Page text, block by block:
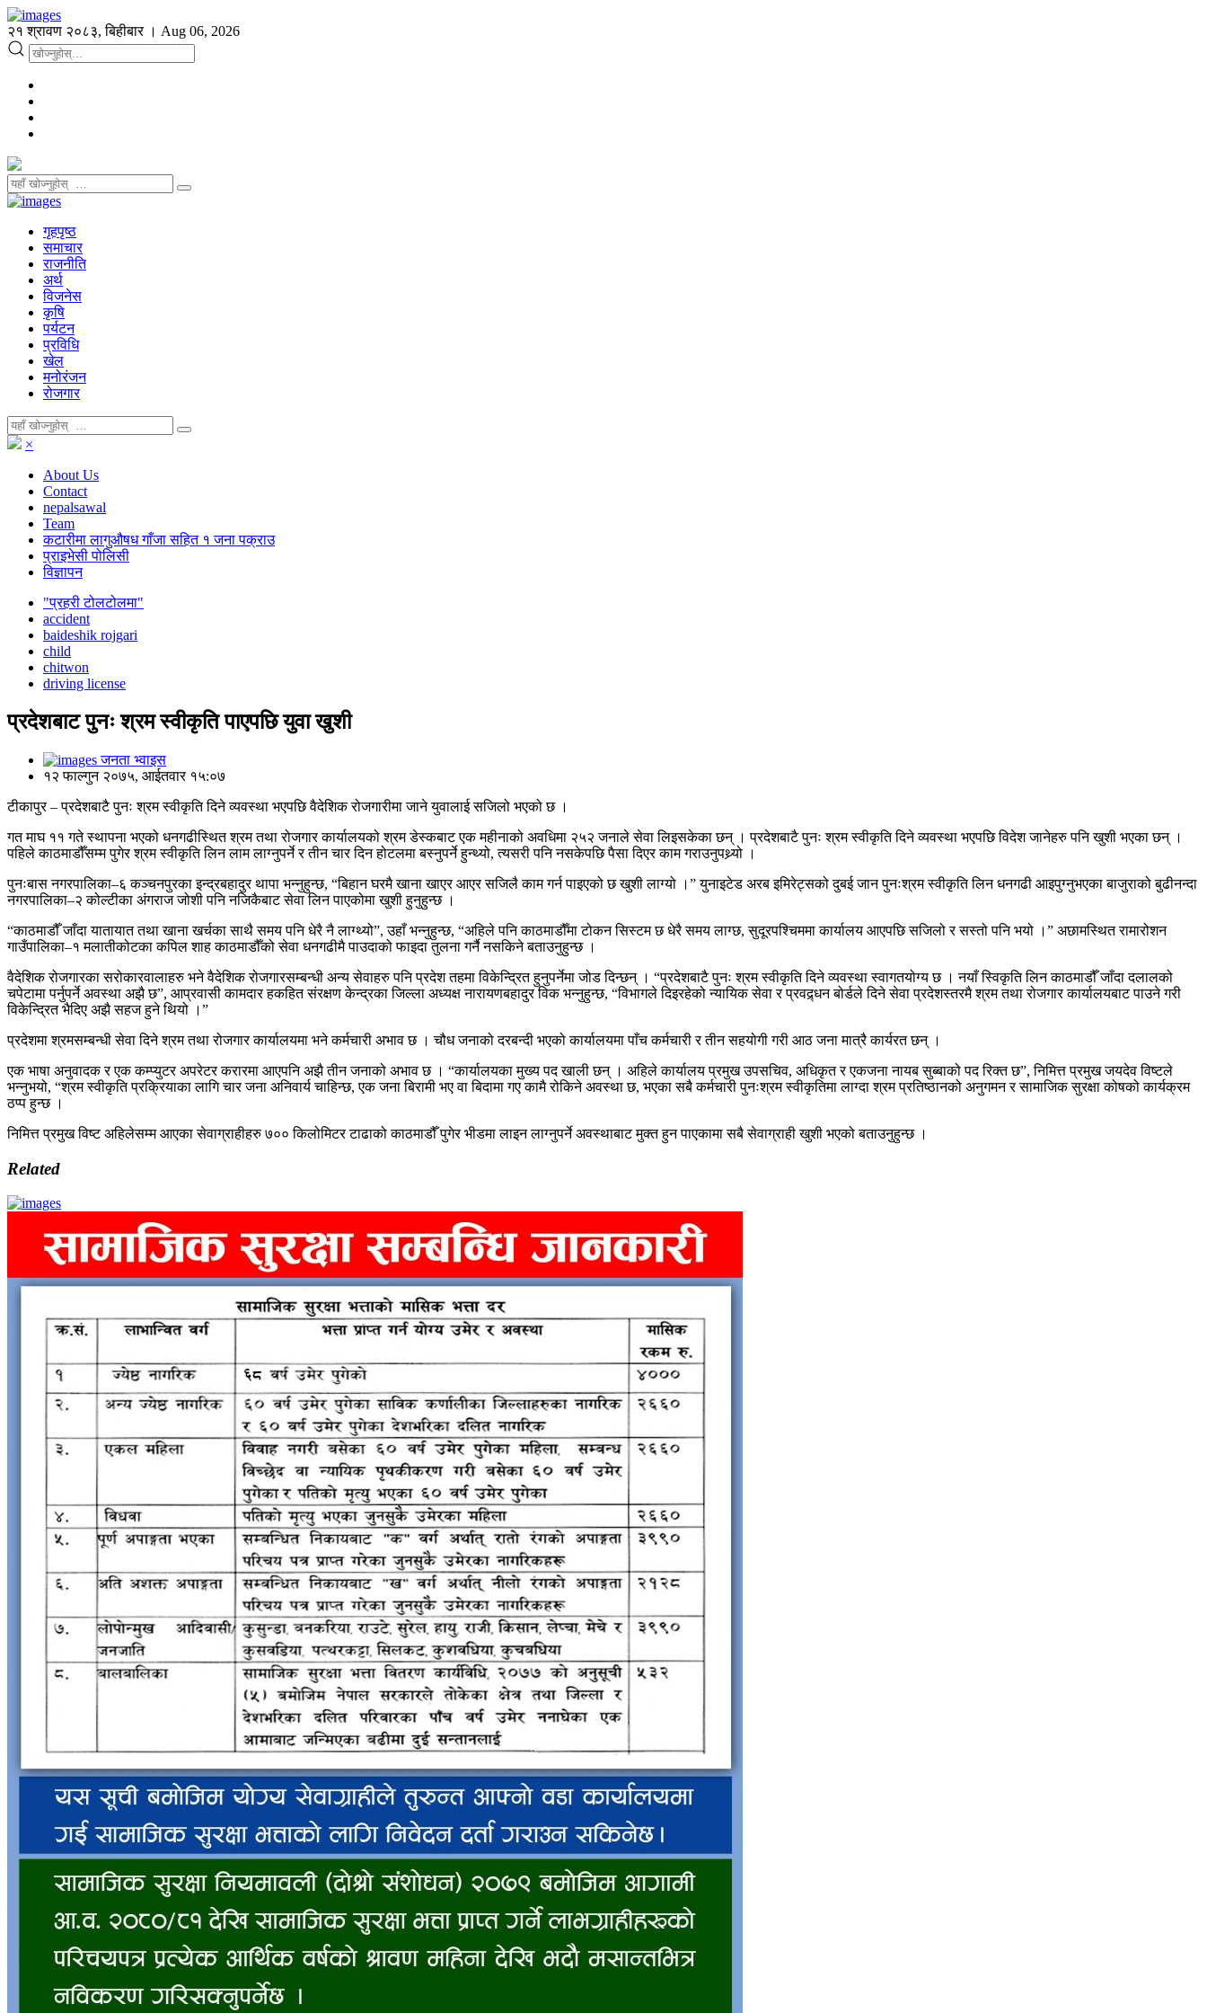
२१ श्रावण २०८३, बिहीबार । Aug 06, 2026
गृहपृष्ठ
समाचार
राजनीति
अर्थ
विजनेस
कृषि
पर्यटन
प्रविधि
खेल
मनोरंजन
रोजगार
×
About Us
Contact
nepalsawal
Team
कटारीमा लागुऔषध गाँजा सहित १ जना पक्राउ
प्राइभेसी पोलिसी
विज्ञापन
"प्रहरी टोलटोलमा"
accident
baideshik rojgari
child
chitwon
driving license
प्रदेशबाट पुनः श्रम स्वीकृति पाएपछि युवा खुशी
जनता भ्वाइस
१२ फाल्गुन २०७५, आईतवार १५:०७
टीकापुर – प्रदेशबाटै पुनः श्रम स्वीकृति दिने व्यवस्था भएपछि वैदेशिक रोजगारीमा जाने युवालाई सजिलो भएको छ ।
गत माघ ११ गते स्थापना भएको धनगढीस्थित श्रम तथा रोजगार कार्यालयको श्रम डेस्कबाट एक महीनाको अवधिमा २५२ जनाले सेवा लिइसकेका छन् । प्रदेशबाटै पुनः श्रम स्वीकृति दिने व्यवस्था भएपछि विदेश जानेहरु पनि खुशी भएका छन् ।
पहिले काठमाडौँसम्म पुगेर श्रम स्वीकृति लिन लाम लाग्नुपर्ने र तीन चार दिन होटलमा बस्नुपर्ने हुन्थ्यो, त्यसरी पनि नसकेपछि पैसा दिएर काम गराउनुपथ्र्यो ।
पुनःबास नगरपालिका–६ कञ्चनपुरका इन्द्रबहादुर थापा भन्नुहुन्छ, “बिहान घरमै खाना खाएर आएर सजिलै काम गर्न पाइएको छ खुशी लाग्यो ।” युनाइटेड अरब इमिरेट्सको दुबई जान पुनःश्रम स्वीकृति लिन धनगढी आइपुग्नुभएका बाजुराको बुढीनन्दा
नगरपालिका–२ कोल्टीका अंगराज जोशी पनि नजिकैबाट सेवा लिन पाएकोमा खुशी हुनुहुन्छ ।
“काठमाडौँ जाँदा यातायात तथा खाना खर्चका साथै समय पनि धेरै नै लाग्थ्यो”, उहाँ भन्नुहुन्छ, “अहिले पनि काठमाडौँमा टोकन सिस्टम छ धेरै समय लाग्छ, सुदूरपश्चिममा कार्यालय आएपछि सजिलो र सस्तो पनि भयो ।” अछामस्थित रामारोशन
गाउँपालिका–१ मलातीकोटका कपिल शाह काठमाडौँको सेवा धनगढीमै पाउदाको फाइदा तुलना गर्नै नसकिने बताउनुहुन्छ ।
वैदेशिक रोजगारका सरोकारवालाहरु भने वैदेशिक रोजगारसम्बन्धी अन्य सेवाहरु पनि प्रदेश तहमा विकेन्द्रित हुनुपर्नेमा जोड दिन्छन् । “प्रदेशबाटै पुनः श्रम स्वीकृति दिने व्यवस्था स्वागतयोग्य छ । नयाँ स्विकृति लिन काठमाडौँ जाँदा दलालको
चपेटामा पर्नुपर्ने अवस्था अझै छ”, आप्रवासी कामदार हकहित संरक्षण केन्द्रका जिल्ला अध्यक्ष नारायणबहादुर विक भन्नुहुन्छ, “विभागले दिइरहेको न्यायिक सेवा र प्रवद्र्धन बोर्डले दिने सेवा प्रदेशस्तरमै श्रम तथा रोजगार कार्यालयबाट पाउने गरी
विकेन्द्रित भैदिए अझै सहज हुने थियो ।”
प्रदेशमा श्रमसम्बन्धी सेवा दिने श्रम तथा रोजगार कार्यालयमा भने कर्मचारी अभाव छ । चौध जनाको दरबन्दी भएको कार्यालयमा पाँच कर्मचारी र तीन सहयोगी गरी आठ जना मात्रै कार्यरत छन् ।
एक भाषा अनुवादक र एक कम्प्युटर अपरेटर करारमा आएपनि अझै तीन जनाको अभाव छ । “कार्यालयका मुख्य पद खाली छन् । अहिले कार्यालय प्रमुख उपसचिव, अधिकृत र एकजना नायब सुब्बाको पद रिक्त छ”, निमित्त प्रमुख जयदेव विष्टले
भन्नुभयो, “श्रम स्वीकृति प्रक्रियाका लागि चार जना अनिवार्य चाहिन्छ, एक जना बिरामी भए वा बिदामा गए कामै रोकिने अवस्था छ, भएका सबै कर्मचारी पुनःश्रम स्वीकृतिमा लाग्दा श्रम प्रतिष्ठानको अनुगमन र सामाजिक सुरक्षा कोषको कार्यक्रम
ठप्प हुन्छ ।
निमित्त प्रमुख विष्ट अहिलेसम्म आएका सेवाग्राहीहरु ७०० किलोमिटर टाढाको काठमाडौँ पुगेर भीडमा लाइन लाग्नुपर्ने अवस्थाबाट मुक्त हुन पाएकामा सबै सेवाग्राही खुशी भएको बताउनुहुन्छ ।
Related